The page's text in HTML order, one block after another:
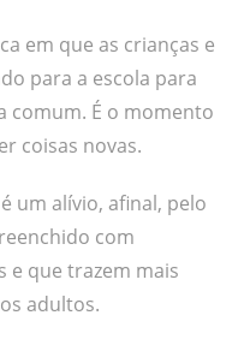
em que as crianças e
para a escola para
comum. É o momento
coisas novas.
um alívio, afinal, pelo
com
e que trazem mais
adultos.